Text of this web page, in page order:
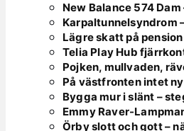
New Balance 574
Karpaltunnelsyndrom
Lägre skatt på
Telia Play Hub
Pojken, mullvaden,
På västfronten intet
Bygga mur i slänt –
Emmy Raver-
Örby slott och gott –